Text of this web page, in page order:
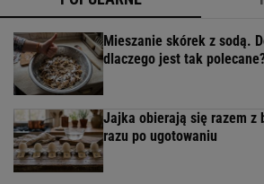
Mieszanie skórek z sodą.
dlaczego jest tak
Jajka obierają się razem z
razu po ugotowaniu